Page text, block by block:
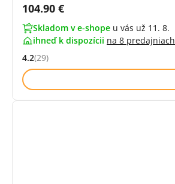
Cena s DPH:
104.90 €
Skladom v e-shope u vás už 11. 8.
ihneď k dispozícii na 8 predajniach
Hodnocení: 4.2 z 5 (29 recenzí)
4.2(29)